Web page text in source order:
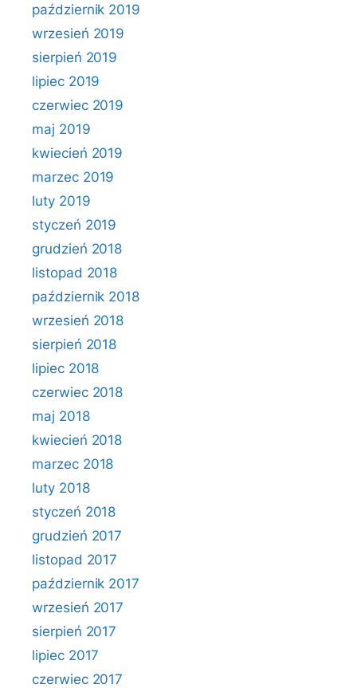
październik 2019
wrzesień 2019
sierpień 2019
lipiec 2019
czerwiec 2019
maj 2019
kwiecień 2019
marzec 2019
luty 2019
styczeń 2019
grudzień 2018
listopad 2018
październik 2018
wrzesień 2018
sierpień 2018
lipiec 2018
czerwiec 2018
maj 2018
kwiecień 2018
marzec 2018
luty 2018
styczeń 2018
grudzień 2017
listopad 2017
październik 2017
wrzesień 2017
sierpień 2017
lipiec 2017
czerwiec 2017